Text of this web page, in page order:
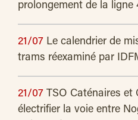
prolongement de la ligne
21/07 Le calendrier de
trams réexaminé par
21/07 TSO Caténaires et
électrifier la voie entre